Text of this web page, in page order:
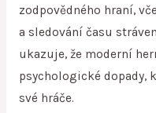
zodpovědného hraní,
a sledování času
ukazuje, že moderní
psychologické dopady,
své hráče.